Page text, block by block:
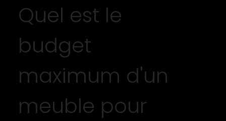
Quel est le
budget
maximum d'un
meuble pour